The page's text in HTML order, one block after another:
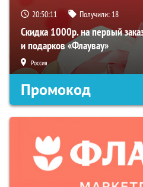
20:50:11 Получили: 18
Скидка 1000р. на первый
и подарков «Флаувау»
Россия
Промокод